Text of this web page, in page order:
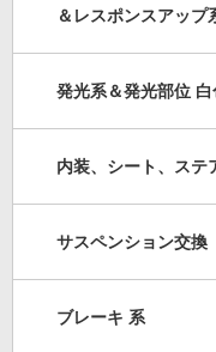
＆レスポンスアップ
発光系＆発光部位
内装、シート、ステ
サスペンション交換
ブレーキ 系